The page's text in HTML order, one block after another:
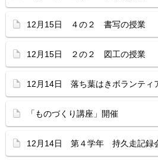
12月15日 ４の２ 書写の授業
12月15日 ２の２ 図工の授業
12月14日 落ち葉はきボランテ
「ものづくり講座」開催
12月14日 第４学年 持久走記録